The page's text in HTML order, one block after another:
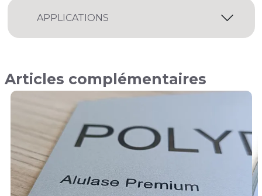
APPLICATIONS
Articles complémentaires